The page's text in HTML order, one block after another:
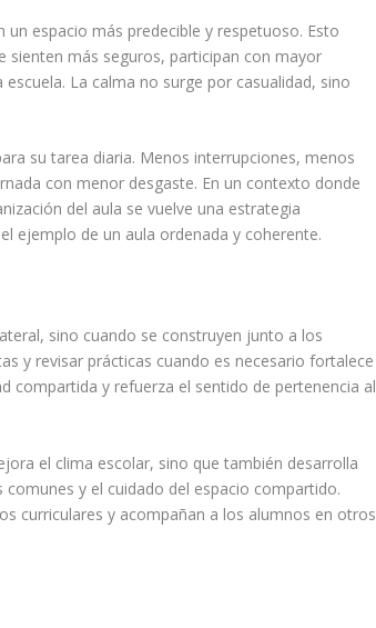
espacio más predecible y respetuoso. Esto
sienten más seguros, participan con mayor
La calma no surge por casualidad, sino
su tarea diaria. Menos interrupciones, menos
con menor desgaste. En un contexto donde
del aula se vuelve una estrategia
ejemplo de un aula ordenada y coherente.
sino cuando se construyen junto a los
y revisar prácticas cuando es necesario fortalece
compartida y refuerza el sentido de pertenencia al
el clima escolar, sino que también desarrolla
y el cuidado del espacio compartido.
curriculares y acompañan a los alumnos en otros